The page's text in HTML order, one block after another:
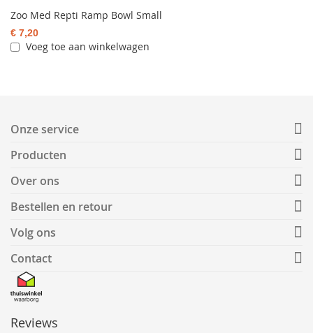
Zoo Med Repti Ramp Bowl Small
€ 7,20
Voeg toe aan winkelwagen
Onze service
Producten
Over ons
Bestellen en retour
Volg ons
Contact
Reviews